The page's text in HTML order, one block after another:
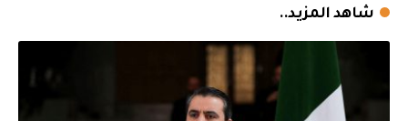
شاهد المزيد..